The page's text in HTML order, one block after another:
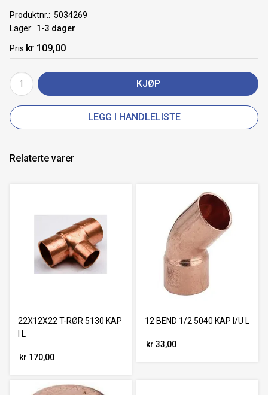
Produktnr.
5034269
Lager
1-3 dager
Pris kr 109,00
KJØP
LEGG I HANDLELISTE
Relaterte varer
22X12X22 T-RØR 5130 KAP
I L
kr 170,00
12 BEND 1/2 5040 KAP I/U L
kr 33,00